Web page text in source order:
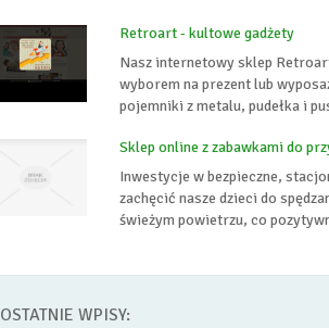
Retroart - kultowe gadżety
Nasz internetowy sklep
wyborem na prezent lub
pojemniki z metalu, pudełka i
Sklep online z zabawkami do
Inwestycje w bezpieczne,
zachęcić nasze dzieci do
świeżym powietrzu, co
OSTATNIE WPISY: